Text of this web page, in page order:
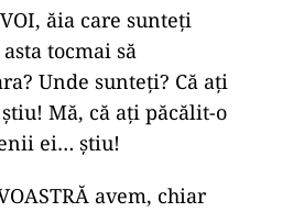
ăia care sunteți
tocmai să
Unde sunteți? Că ați
Mă, că ați păcălit-o
ei… știu!
avem, chiar